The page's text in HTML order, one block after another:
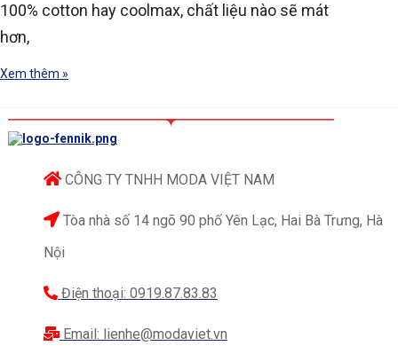
100% cotton hay coolmax, chất liệu nào sẽ mát
hơn,
Xem thêm »
CÔNG TY TNHH MODA VIỆT NAM
Tòa nhà số 14 ngõ 90 phố Yên Lạc, Hai Bà Trưng, Hà
Nội
Điện thoại: 0919.87.83.83
Email: lienhe@modaviet.vn